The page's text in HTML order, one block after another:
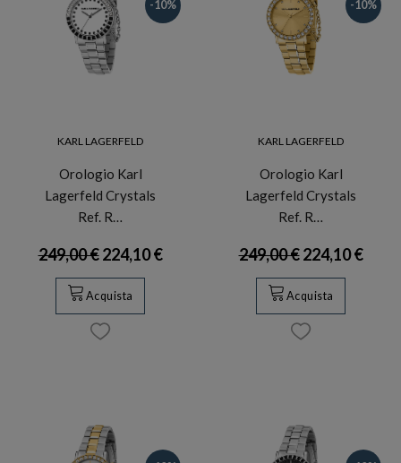
-10%
KARL LAGERFELD
Orologio Karl
Lagerfeld Crystals
Ref. R…
249,00 €224,10 €
Acquista
-10%
KARL LAGERFELD
Orologio Karl
Lagerfeld Crystals
Ref. R…
249,00 €224,10 €
Acquista